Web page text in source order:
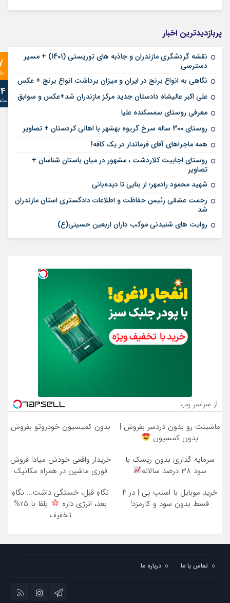
پربازدیدترین اخبار
نقشه گردشگری مازندران و جاذبه های توریستی (1401) + مسیر
دسترسی
نگاهی به انواع برنج در ایران و میزان برداشت انواع برنج + عکس
علی‌ اکبر عالیشاه دادستان جدید مرکز مازندران شد+عکس و سوابق
معرفی روستای سمسکنده علیا
روستای 300 ساله سرخ ‌گریوه بهشهر با اهالی کردستان + تصاویر
همه ماجراهای آقای فرماندار در یک کافه!
روستای اجابیت کلاردشت ، مشهور در میان باستان شناسان +
تصاویر
شهید محمود رادمهر؛ از بنایی تا دیده‌بانی
رحمت عشقی رئیس حفاظت و اطلاعات دادگستری استان مازندران
شد
روایت های شنیدنی موکب داران اربعین حسینی(ع)
از سراسر وب
ماشینت رو بدون دردسر بفروش |
بدون کمسیون
بدون کمیسیون خودروتو بفروش
سرمایه گذاری بدون ریسک با
سود 38 درصد سالانه
خریدار واقعی خودش میاد! فروش
فوری ماشین در همراه مکانیک
خرید موبایل با اسنپ پی | در ۴
قسط بدون سود و کارمزد!
نگاهِ قبل، خستگی داشت... نگاهِ
بعد، انرژی داره
بلفا با 25%
تخفیف
تماس با ما درباره ما